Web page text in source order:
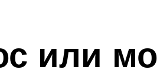
или